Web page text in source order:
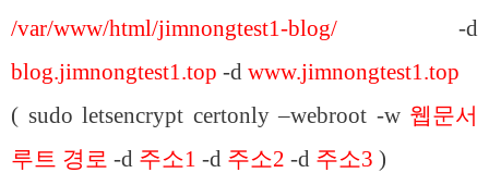
/var/www/html/jimnongtest1-blog/ -d
blog.jimnongtest1.top -d www.jimnongtest1.top
( sudo letsencrypt certonly –webroot -w 웹문서
루트 경로 -d 주소1 -d 주소2 -d 주소3 )